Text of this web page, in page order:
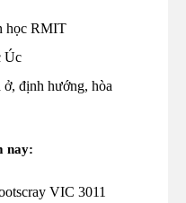
học RMIT
Úc
định hướng, hòa
nay:
VIC 3011